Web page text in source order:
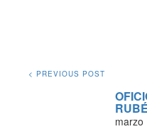
< PREVIOUS POST
marzo